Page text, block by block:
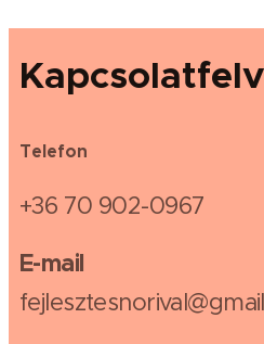
Telefon
+36 70 902-0967
E-mail